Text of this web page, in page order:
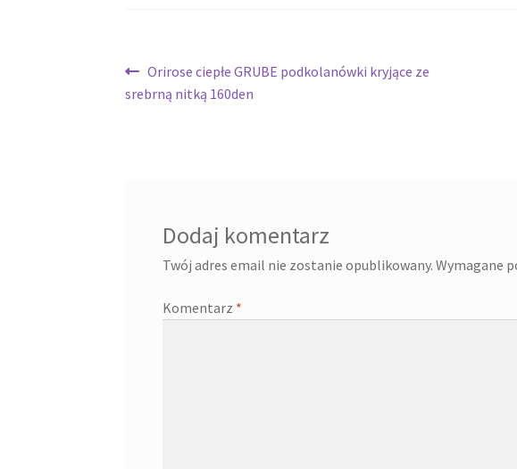
Nawigacja
wpisu
Poprzedni
wpis:
Orirose ciepłe GRUBE podkolanówki kryjące ze
srebrną nitką 160den
Dodaj komentarz
Twój adres email nie zostanie opublikowany. Wymagane
Komentarz *